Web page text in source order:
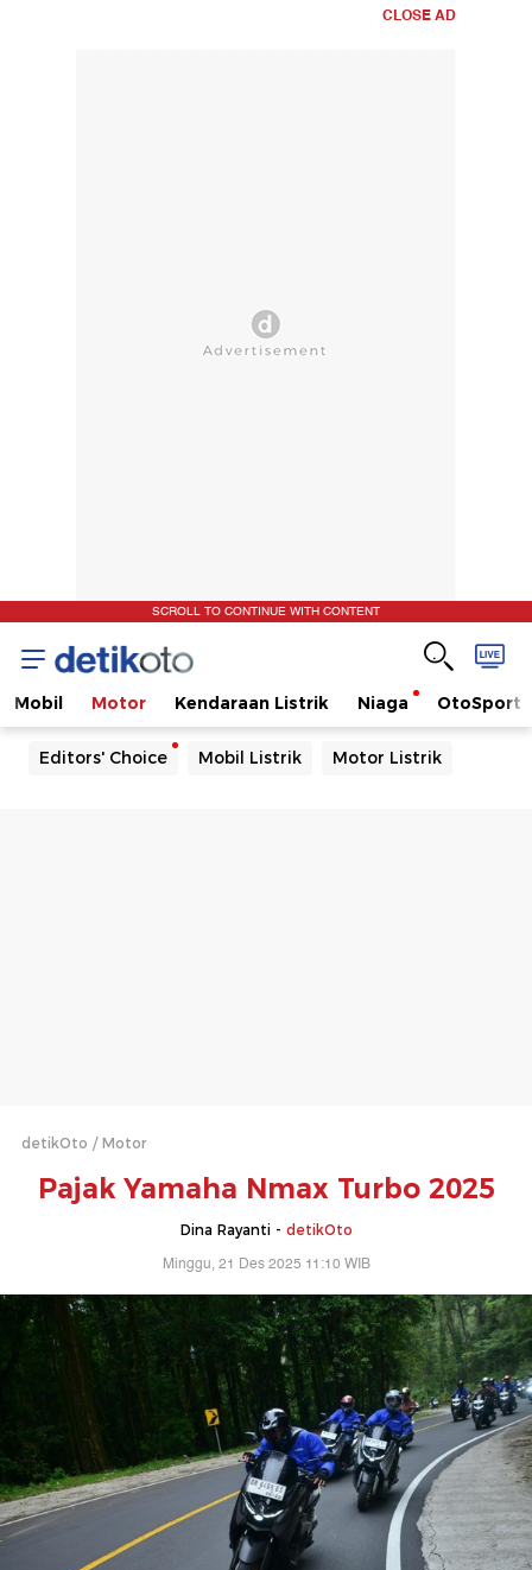
CLOSE AD
SCROLL TO CONTINUE WITH CONTENT
Mobil Motor Kendaraan Listrik Niaga OtoSport
Editors' Choice Mobil Listrik Motor Listrik
detikOto Motor
Pajak Yamaha Nmax Turbo 2025
Dina Rayanti - detikOto
Minggu, 21 Des 2025 11:10 WIB